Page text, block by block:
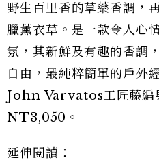
野生百里香的草藥香調，
臘薰衣草。是一款令人心
氛，其新鮮及有趣的香調
自由，最純粹簡單的戶外
John Varvatos工匠藤編
NT3,050。
延伸閱讀：